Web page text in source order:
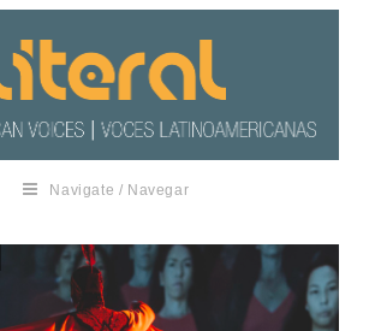
Navigate / Navegar